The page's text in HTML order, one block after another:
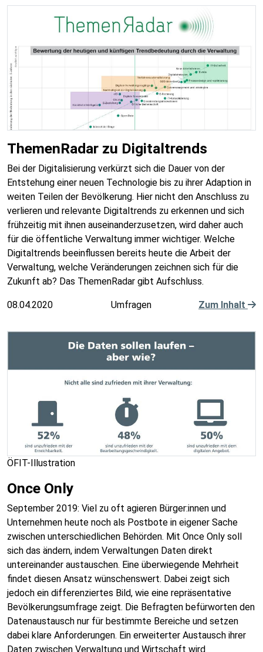
ThemenRadar zu Digitaltrends
Bei der Digitalisierung verkürzt sich die Dauer von der
Entstehung einer neuen Technologie bis zu ihrer Adaption in
weiten Teilen der Bevölkerung. Hier nicht den Anschluss zu
verlieren und relevante Digitaltrends zu erkennen und sich
frühzeitig mit ihnen auseinanderzusetzen, wird daher auch
für die öffentliche Verwaltung immer wichtiger. Welche
Digitaltrends beeinflussen bereits heute die Arbeit der
Verwaltung, welche Veränderungen zeichnen sich für die
Zukunft ab? Das ThemenRadar gibt Aufschluss.
08.04.2020 Umfragen Zum Inhalt
ÖFIT-Illustration
Once Only
September 2019: Viel zu oft agieren Bürger:innen und
Unternehmen heute noch als Postbote in eigener Sache
zwischen unterschiedlichen Behörden. Mit Once Only soll
sich das ändern, indem Verwaltungen Daten direkt
untereinander austauschen. Eine überwiegende Mehrheit
findet diesen Ansatz wünschenswert. Dabei zeigt sich
jedoch ein differenziertes Bild, wie eine repräsentative
Bevölkerungsumfrage zeigt. Die Befragten befürworten den
Datenaustausch nur für bestimmte Bereiche und setzen
dabei klare Anforderungen. Ein erweiterter Austausch ihrer
Daten zwischen Verwaltung und Wirtschaft wird